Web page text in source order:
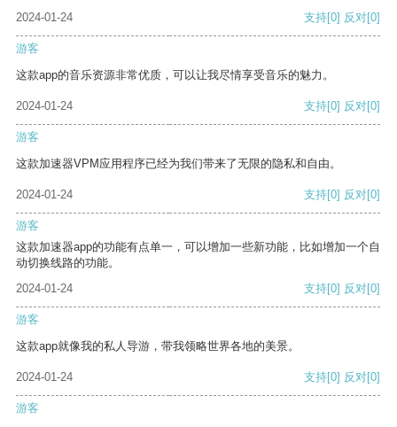
2024-01-24 支持[0] 反对[0]
游客
这款app的音乐资源非常优质，可以让我尽情享受音乐的魅力。
2024-01-24 支持[0] 反对[0]
游客
这款加速器VPM应用程序已经为我们带来了无限的隐私和自由。
2024-01-24 支持[0] 反对[0]
游客
这款加速器app的功能有点单一，可以增加一些新功能，比如增加一个自
动切换线路的功能。
2024-01-24
支持[0] 反对[0]
游客
这款app就像我的私人导游，带我领略世界各地的美景。
2024-01-24 支持[0] 反对[0]
游客